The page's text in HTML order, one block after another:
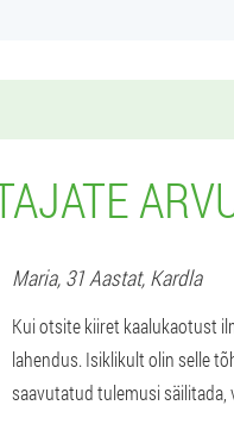
Maria, 31 Aastat, Kardla
Kui otsite kiiret kaalukaotust
lahendus. Isiklikult olin selle
saavutatud tulemusi säilitada,